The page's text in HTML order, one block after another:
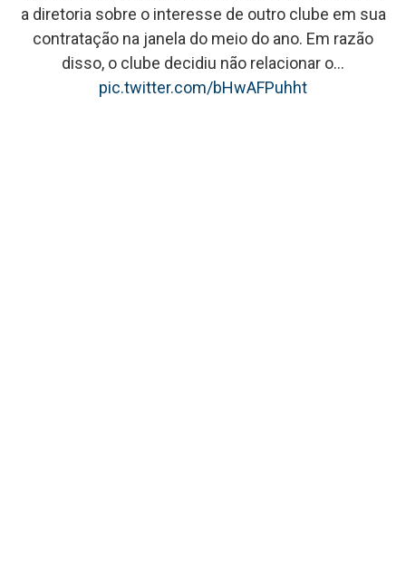
a diretoria sobre o interesse de outro clube em sua
contratação na janela do meio do ano. Em razão
disso, o clube decidiu não relacionar o…
pic.twitter.com/bHwAFPuhht